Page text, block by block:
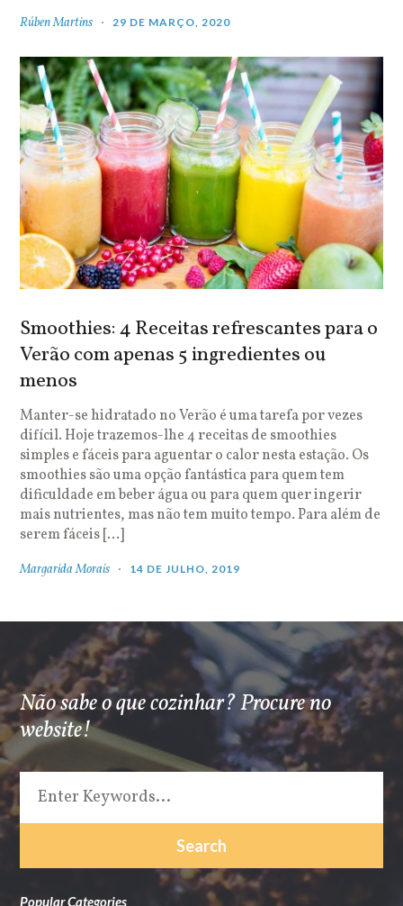
Rúben Martins 29 DE MARÇO, 2020
Smoothies: 4 Receitas refrescantes para o
Verão com apenas 5 ingredientes ou
menos
Manter-se hidratado no Verão é uma tarefa por vezes
difícil. Hoje trazemos-lhe 4 receitas de smoothies
simples e fáceis para aguentar o calor nesta estação. Os
smoothies são uma opção fantástica para quem tem
dificuldade em beber água ou para quem quer ingerir
mais nutrientes, mas não tem muito tempo. Para além de
serem fáceis […]
Margarida Morais 14 DE JULHO, 2019
Não sabe o que cozinhar? Procure no
website!
Popular Categories